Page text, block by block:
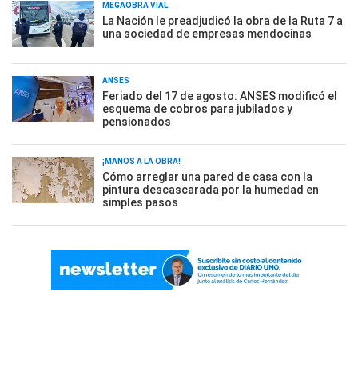
MEGAOBRA VIAL
La Nación le preadjudicó la obra de la Ruta 7 a
una sociedad de empresas mendocinas
ANSES
Feriado del 17 de agosto: ANSES modificó el
esquema de cobros para jubilados y
pensionados
¡MANOS A LA OBRA!
Cómo arreglar una pared de casa con la
pintura descascarada por la humedad en
simples pasos